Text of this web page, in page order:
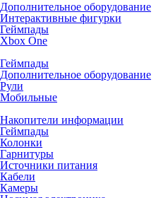
Дополнительное оборудование
Интерактивные фигурки
Геймпады
Xbox One
Геймпады
Дополнительное оборудование
Рули
Мобильные
Накопители информации
Геймпады
Колонки
Гарнитуры
Источники питания
Кабели
Камеры